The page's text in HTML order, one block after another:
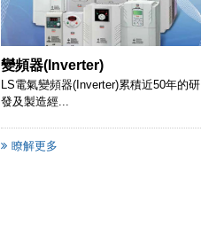
變頻器(Inverter)
LS電氣變頻器(Inverter)累積近50年的研
發及製造經...
瞭解更多